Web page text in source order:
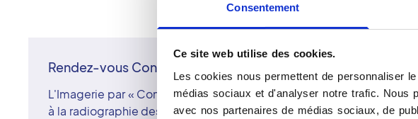
Consentement
Ce site web utilise des cookies.
Les cookies nous permettent de personnaliser
médias sociaux et d'analyser notre trafic. Nous
avec nos partenaires de médias sociaux, de
Rendez-vous Cone Beam
L'Imagerie par « Cone Beam » est une technique très spécialisée
à la radiographie des structures osseuses de la face et des dents.